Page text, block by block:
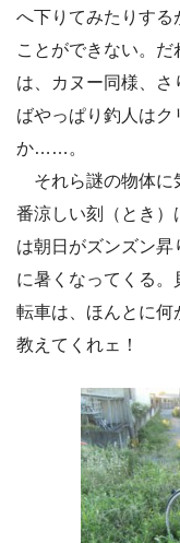
へ下りてみたりする
ことができない。
は、カヌー同様、さ
ばやっぱり釣人はク
か……。
それら謎の物体に
番涼しい刻（とき）
は朝日がズンズン昇
に暑くなってくる。
転車は、ほんとに何
教えてくれェ！